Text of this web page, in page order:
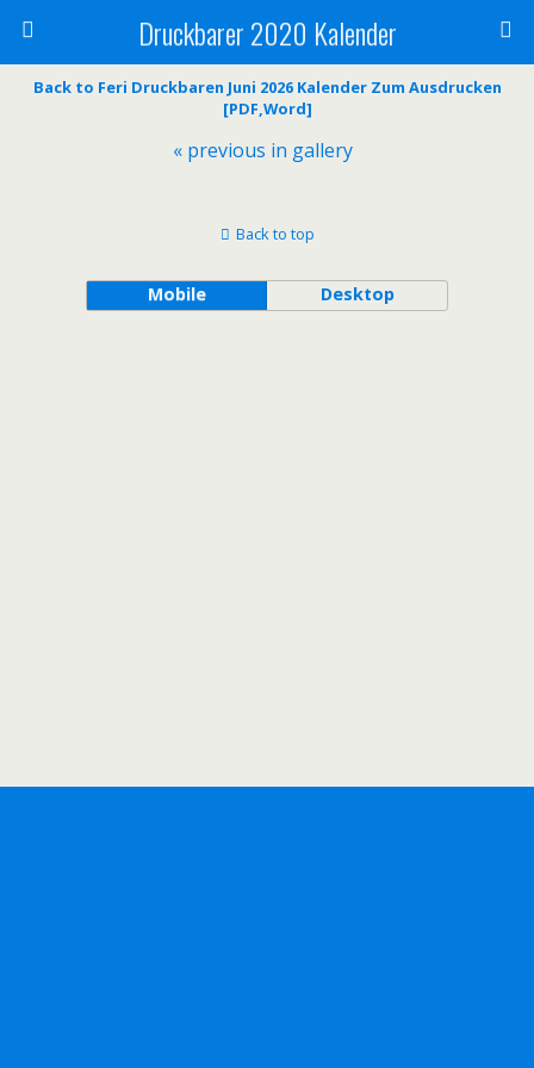
Druckbarer 2020 Kalender
Back to Feri Druckbaren Juni 2026 Kalender Zum Ausdrucken
[PDF,Word]
« previous in gallery
Back to top
Mobile Desktop